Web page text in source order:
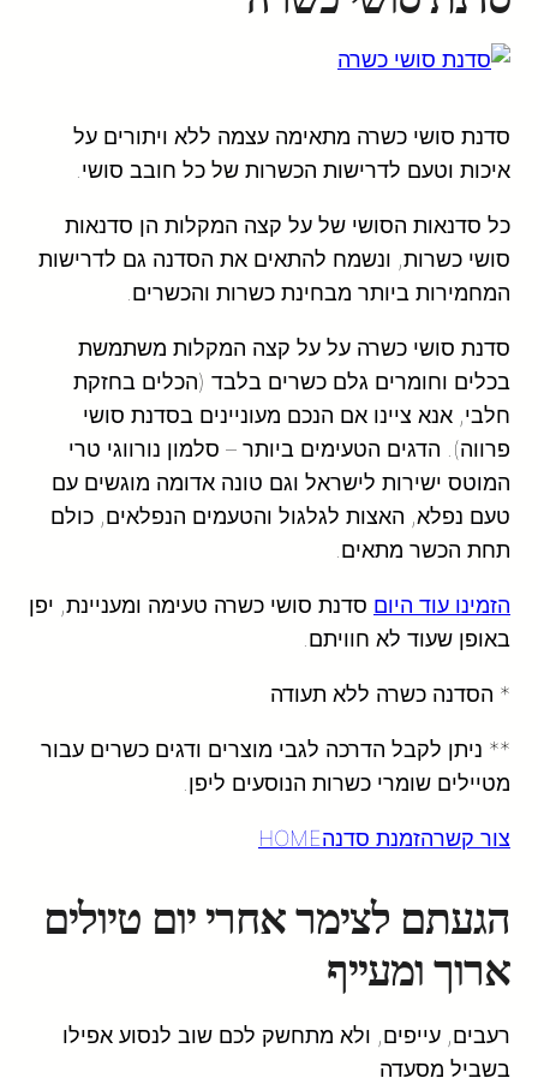
סדנת סושי כשרה מתאימה עצמה ללא ויתורים על
איכות וטעם לדרישות הכשרות של כל חובב סושי.
כל סדנאות הסושי של על קצה המקלות הן סדנאות
סושי כשרות, ונשמח להתאים את הסדנה גם לדרישות
המחמירות ביותר מבחינת כשרות והכשרים.
סדנת סושי כשרה על על קצה המקלות משתמשת
בכלים וחומרים גלם כשרים בלבד (הכלים בחזקת
חלבי, אנא ציינו אם הנכם מעוניינים בסדנת סושי
פרווה). הדגים הטעימים ביותר – סלמון נורווגי טרי
המוטס ישירות לישראל וגם טונה אדומה מוגשים עם
טעם נפלא, האצות לגלגול והטעמים הנפלאים, כולם
תחת הכשר מתאים.
הזמינו עוד היום סדנת סושי כשרה טעימה ומעניינת, יפן
באופן שעוד לא חוויתם.
* הסדנה כשרה ללא תעודה
** ניתן לקבל הדרכה לגבי מוצרים ודגים כשרים עבור
מטיילים שומרי כשרות הנוסעים ליפן.
צור קשרהזמנת סדנהHOME
הגעתם לצימר אחרי יום טיולים
ארוך ומעייף
רעבים, עייפים, ולא מתחשק לכם שוב לנסוע אפילו
בשביל מסעדה